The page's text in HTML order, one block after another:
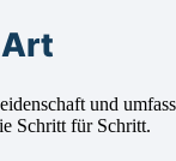
und
Schritt für Schritt.